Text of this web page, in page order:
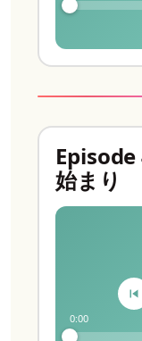
Episode
始まり
0:00